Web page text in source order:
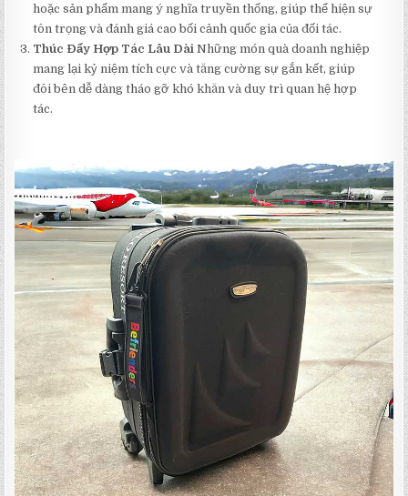
hoặc sản phẩm mang ý nghĩa truyền thống, giúp thể hiện sự
tôn trọng và đánh giá cao bối cảnh quốc gia của đối tác.
Thúc Đẩy Hợp Tác Lâu Dài Những món quà doanh nghiệp
mang lại kỷ niệm tích cực và tăng cường sự gắn kết, giúp
đôi bên dễ dàng tháo gỡ khó khăn và duy trì quan hệ hợp
tác.